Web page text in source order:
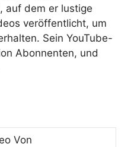
auf dem er lustige
veröffentlicht, um
Sein YouTube-
Abonnenten, und
Von